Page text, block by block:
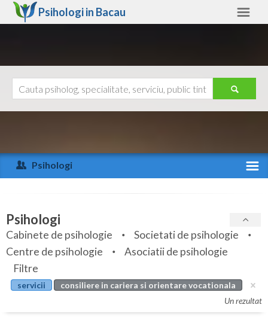
Psihologi in Bacau
Arad
Arges
Bihor
Bistrita-Nasaud
Botosani
Ajutor
Psihologi
Specialitati
Servicii
Articole
Evenimente
Cabinet
Psihologi
Cabinete de psihologie
Societati de psihologie
Centre de psihologie
Asociatii de psihologie
Filtre
servicii
consiliere in cariera si orientare vocationala
Un rezultat